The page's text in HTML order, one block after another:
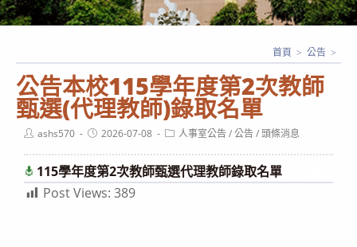
公告本校115學年度第2次教師
甄選(代理教師)錄取名單
首頁 > 公告 >
Postashs570
Post2026-07-08
Post人事室公告/公告/頭條消息
115學年度第2次教師甄選代理教師錄取名單
Post Views: 389